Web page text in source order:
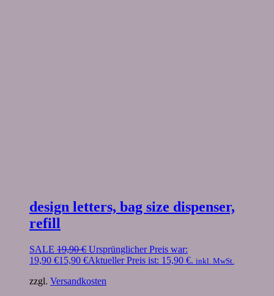
design letters, bag size dispenser,
refill
SALE 19,90€ Ursprünglicher Preis war:
19,90 €15,90 €Aktueller Preis ist: 15,90 €. inkl. MwSt.
zzgl. Versandkosten